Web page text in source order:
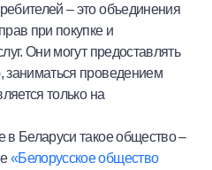
– это объединения
при покупке и
Они могут предоставлять
заниматься проведением
только на
Беларуси такое общество –
«Белорусское общество